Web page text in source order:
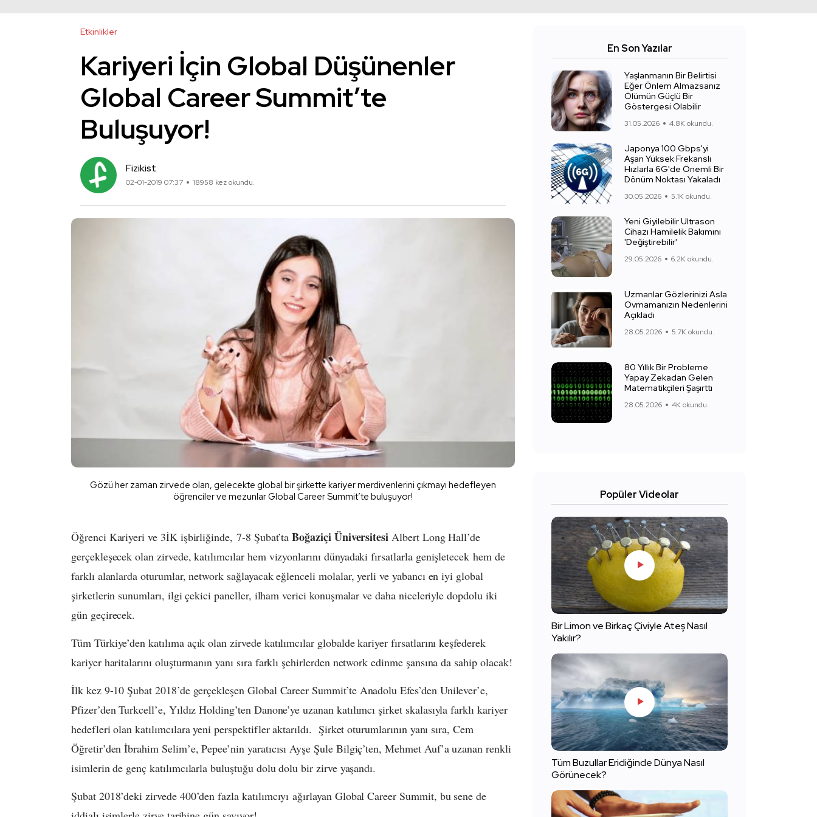
Etkinlikler
Kariyeri İçin Global Düşünenler
Global Career Summit’te
Buluşuyor!
Fizikist
02-01-2019 07:37 18958 kez okundu.
Gözü her zaman zirvede olan, gelecekte global bir şirkette kariyer merdivenlerini çıkmayı hedefleyen
öğrenciler ve mezunlar Global Career Summit’te buluşuyor!
Öğrenci Kariyeri ve 3İK işbirliğinde, 7-8 Şubat’taBoğaziçi Üniversitesi Albert Long Hall’de
gerçekleşecek olan zirvede, katılımcılar hem vizyonlarını dünyadaki fırsatlarla genişletecek hem de
farklı alanlarda oturumlar, network sağlayacak eğlenceli molalar, yerli ve yabancı en iyi global
şirketlerin sunumları, ilgi çekici paneller, ilham verici konuşmalar ve daha niceleriyle dopdolu iki
gün geçirecek.
Tüm Türkiye’den katılıma açık olan zirvede katılımcılar globalde kariyer fırsatlarını keşfederek
kariyer haritalarını oluşturmanın yanı sıra farklı şehirlerden network edinme şansına da sahip olacak!
İlk kez 9-10 Şubat 2018’de gerçekleşen Global Career Summit’te Anadolu Efes’den Unilever’e,
Pfizer’den Turkcell’e, Yıldız Holding’ten Danone’ye uzanan katılımcı şirket skalasıyla farklı kariyer
hedefleri olan katılımcılara yeni perspektifler aktarıldı. Şirket oturumlarının yanı sıra, Cem
Öğretir’den İbrahim Selim’e, Pepee’nin yaratıcısı Ayşe Şule Bilgiç’ten, Mehmet Auf’a uzanan renkli
isimlerin de genç katılımcılarla buluştuğu dolu dolu bir zirve yaşandı.
Şubat 2018’deki zirvede 400’den fazla katılımcıyı ağırlayan Global Career Summit, bu sene de
En Son Yazılar
Yaşlanmanın Bir Belirtisi
Eğer Önlem Almazsanız
Ölümün Güçlü Bir
Göstergesi Olabilir
31.05.2026 4.8K okundu.
Japonya 100 Gbps'yi
Aşan Yüksek Frekanslı
Hızlarla 6G'de Önemli Bir
Dönüm Noktası Yakaladı
30.05.2026 5.1K okundu.
Yeni Giyilebilir Ultrason
Cihazı Hamilelik Bakımını
'Değiştirebilir'
29.05.2026 6.2K okundu.
Uzmanlar Gözlerinizi Asla
Ovmamanızın Nedenlerini
Açıkladı
28.05.2026 5.7K okundu.
80 Yıllık Bir Probleme
Yapay Zekadan Gelen
Matematikçileri Şaşırttı
28.05.2026 4K okundu.
Popüler Videolar
Bir Limon ve Birkaç Çiviyle Ateş Nasıl
Yakılır?
Tüm Buzullar Eridiğinde Dünya Nasıl
Görünecek?